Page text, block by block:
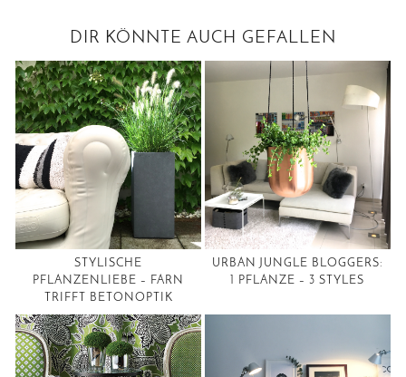
DIR KÖNNTE AUCH GEFALLEN
STYLISCHE
PFLANZENLIEBE – FARN
TRIFFT BETONOPTIK
URBAN JUNGLE BLOGGERS:
1 PFLANZE – 3 STYLES